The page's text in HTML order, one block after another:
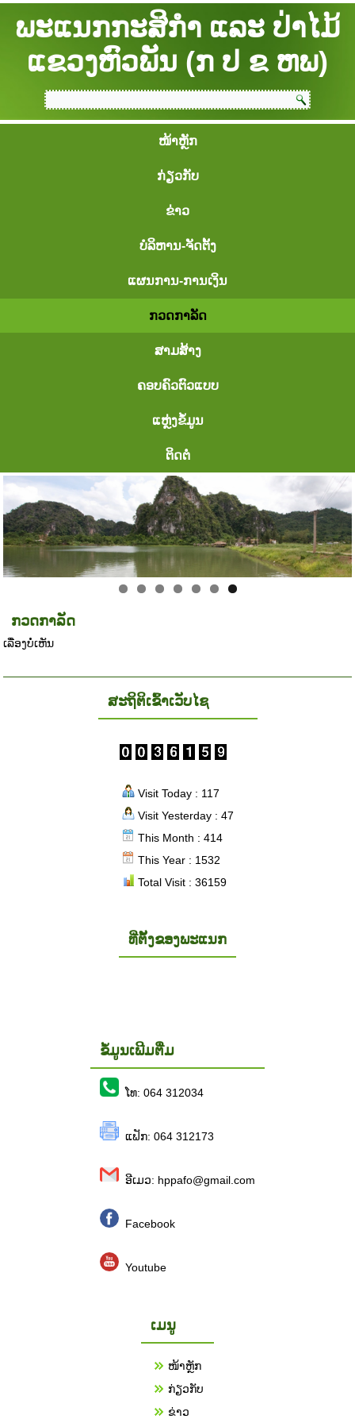
ພະແນກກະສິກຳ ແລະ ປ່າໄມ້
ແຂວງຫົວພັນ (ກ ປ ຂ ຫພ)
ໜ້າຫຼັກ
ກ່ຽວກັບ
ຂ່າວ
ບໍລິຫານ-ຈັດຕັ້ງ
ແຜນການ-ການເງິນ
ກວດກາລັດ
ສາມສ້າງ
ຄອບຄົວຕົວແບບ
ແຫຼ່ງຂໍ້ມູນ
ຕິດຕໍ່
ກວດກາລັດ
ເລື່ອງບໍ່ເຫັນ
ສະຖິຕິເຂົ້າເວັບໄຊ
Visit Today : 117
Visit Yesterday : 47
This Month : 414
This Year : 1532
Total Visit : 36159
ທີ່ຕັ້ງຂອງພະແນກ
ຂໍ້ມູນເພີມຕື່ມ
ໂທ: 064 312034
ແຟັກ: 064 312173
ອີເມວ: hppafo@gmail.com
Facebook
Youtube
ເມນູ
ໜ້າຫຼັກ
ກ່ຽວກັບ
ຂ່າວ